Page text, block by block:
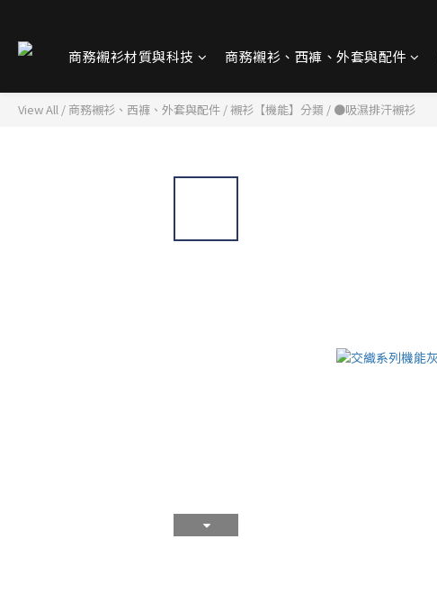
商務襯衫材質與科技 商務襯衫、西褲、外套與配件
View All / 商務襯衫、西褲、外套與配件 /襯衫【機能】分類 / ●吸濕排汗襯衫